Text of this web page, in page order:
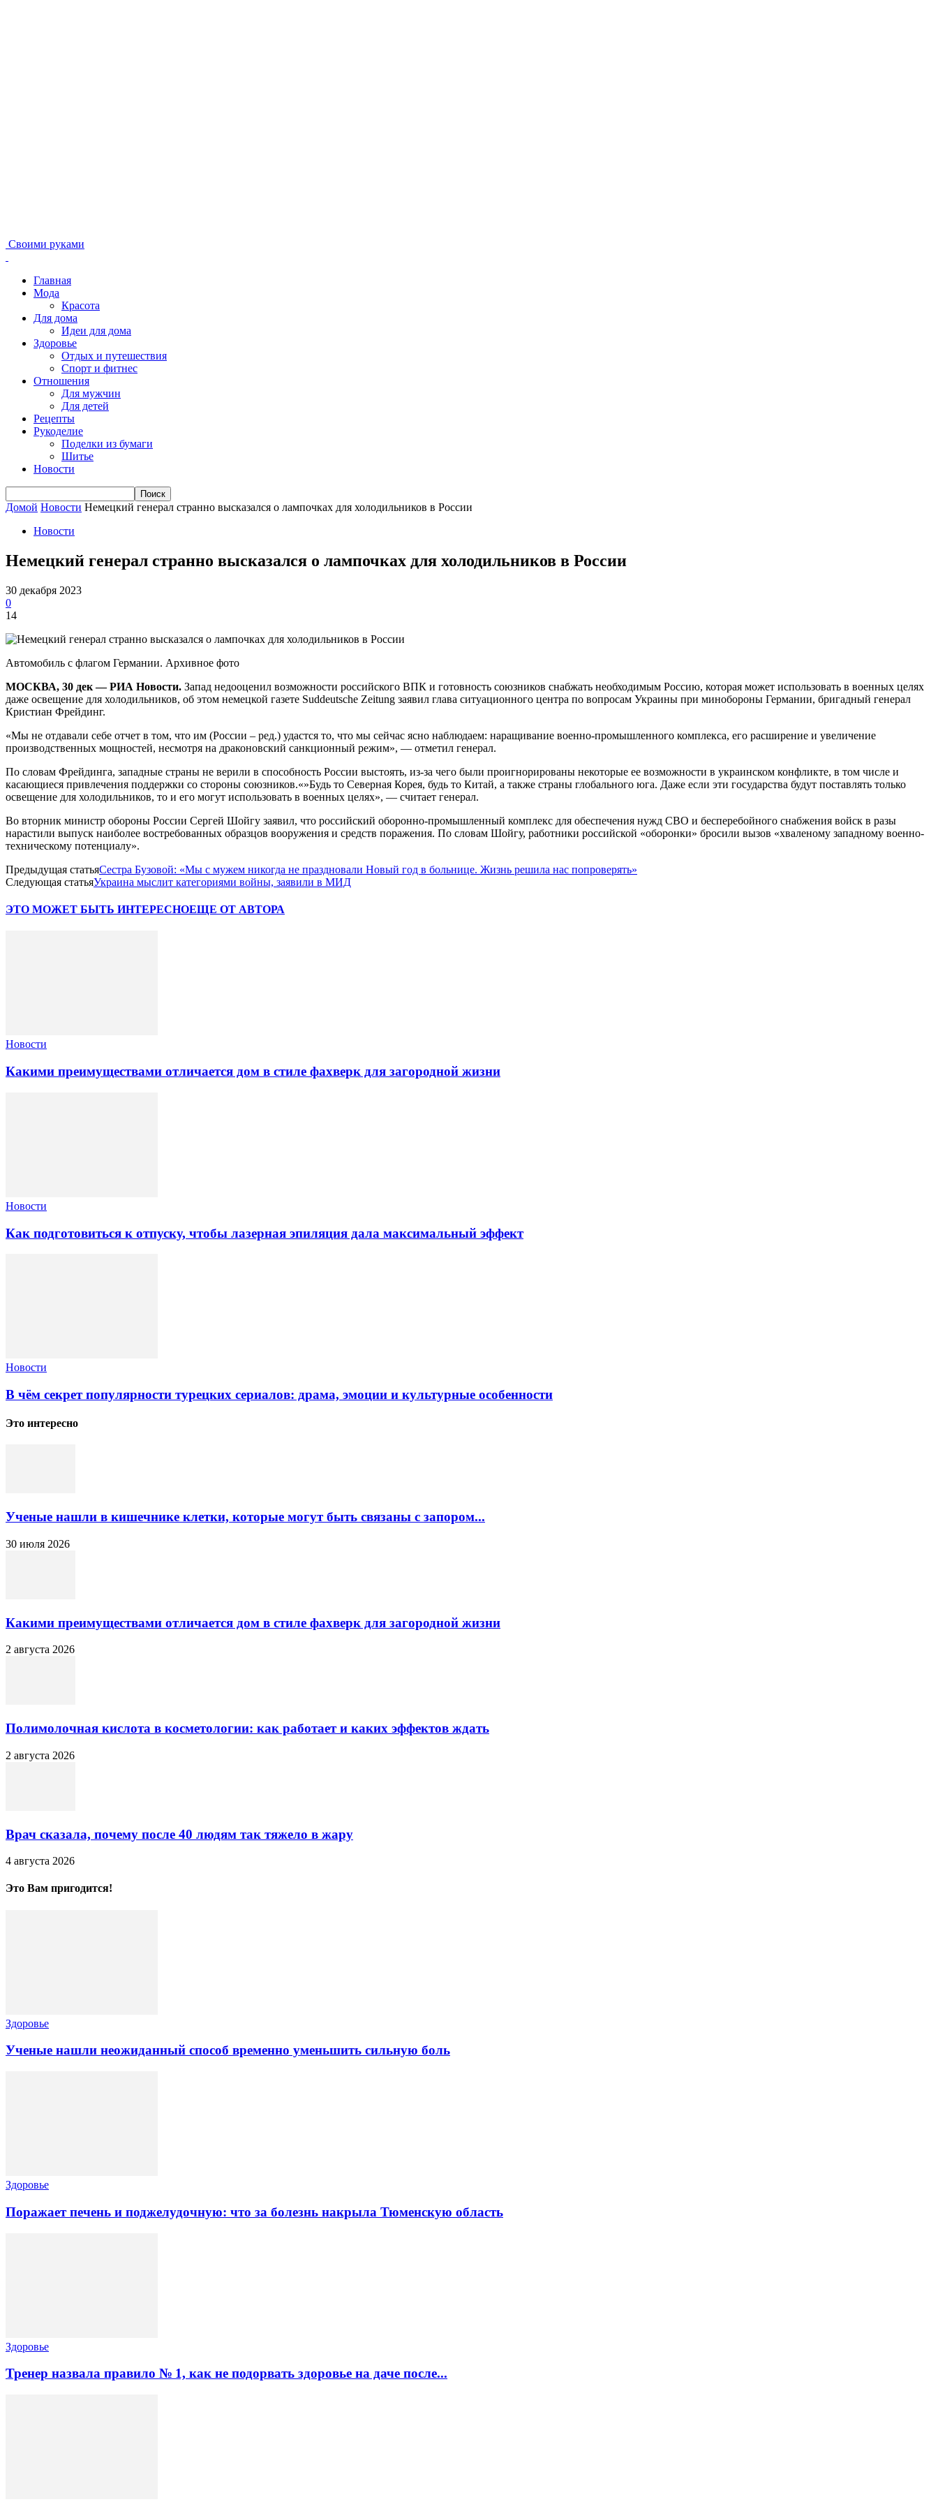
Своими руками
Главная
Мода
Красота
Для дома
Идеи для дома
Здоровье
Отдых и путешествия
Спорт и фитнес
Отношения
Для мужчин
Для детей
Рецепты
Рукоделие
Поделки из бумаги
Шитье
Новости
Домой Новости Немецкий генерал странно высказался о лампочках для холодильников в России
Новости
Немецкий генерал странно высказался о лампочках для холодильников в России
30 декабря 2023
0
14
Автомобиль с флагом Германии. Архивное фото
МОСКВА, 30 дек — РИА Новости. Запад недооценил возможности российского ВПК и готовность союзников снабжать необходимым Россию, которая может использовать в военных целях
даже освещение для холодильников, об этом немецкой газете Suddeutsche Zeitung заявил глава ситуационного центра по вопросам Украины при минобороны Германии, бригадный генерал
Кристиан Фрейдинг.
«Мы не отдавали себе отчет в том, что им (России – ред.) удастся то, что мы сейчас ясно наблюдаем: наращивание военно-промышленного комплекса, его расширение и увеличение
производственных мощностей, несмотря на драконовский санкционный режим», — отметил генерал.
По словам Фрейдинга, западные страны не верили в способность России выстоять, из-за чего были проигнорированы некоторые ее возможности в украинском конфликте, в том числе и
касающиеся привлечения поддержки со стороны союзников.«»Будь то Северная Корея, будь то Китай, а также страны глобального юга. Даже если эти государства будут поставлять только
освещение для холодильников, то и его могут использовать в военных целях», — считает генерал.
Во вторник министр обороны России Сергей Шойгу заявил, что российский оборонно-промышленный комплекс для обеспечения нужд СВО и бесперебойного снабжения войск в разы
нарастили выпуск наиболее востребованных образцов вооружения и средств поражения. По словам Шойгу, работники российской «оборонки» бросили вызов «хваленому западному военно-
техническому потенциалу».
Предыдущая статьяСестра Бузовой: «Мы с мужем никогда не праздновали Новый год в больнице. Жизнь решила нас попроверять»
Следующая статьяУкраина мыслит категориями войны, заявили в МИД
ЭТО МОЖЕТ БЫТЬ ИНТЕРЕСНОЕЩЕ ОТ АВТОРА
Новости
Какими преимуществами отличается дом в стиле фахверк для загородной жизни
Новости
Как подготовиться к отпуску, чтобы лазерная эпиляция дала максимальный эффект
Новости
В чём секрет популярности турецких сериалов: драма, эмоции и культурные особенности
Это интересно
Ученые нашли в кишечнике клетки, которые могут быть связаны с запором...
30 июля 2026
Какими преимуществами отличается дом в стиле фахверк для загородной жизни
2 августа 2026
Полимолочная кислота в косметологии: как работает и каких эффектов ждать
2 августа 2026
Врач сказала, почему после 40 людям так тяжело в жару
4 августа 2026
Это Вам пригодится!
Здоровье
Ученые нашли неожиданный способ временно уменьшить сильную боль
Здоровье
Поражает печень и поджелудочную: что за болезнь накрыла Тюменскую область
Здоровье
Тренер назвала правило № 1, как не подорвать здоровье на даче после...